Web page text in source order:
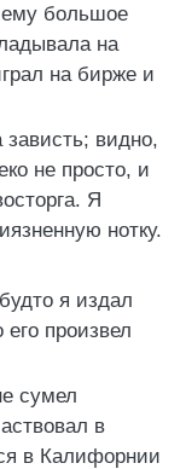
большое
на
на бирже и
зависть; видно,
не просто, и
Я
нотку.
я издал
произвел
сумел
в
в Калифорнии